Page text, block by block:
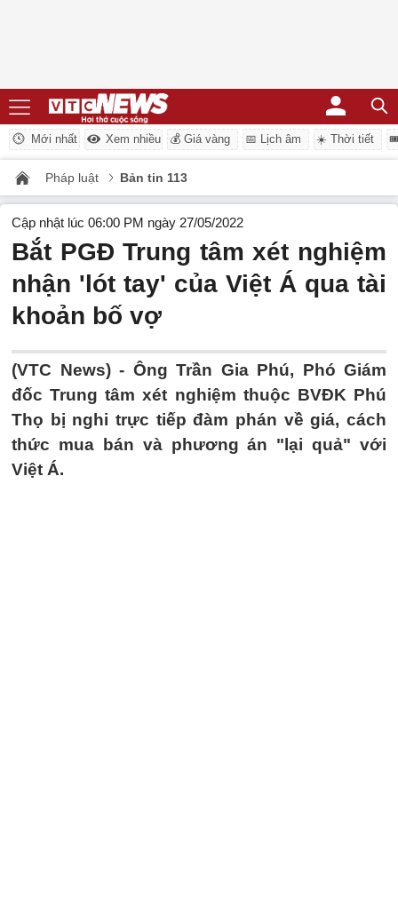
Mới nhất Xem nhiều 💰 Giá vàng 📅 Lịch âm ☀️ Thời tiết
Pháp luật Bản tin 113
Cập nhật lúc 06:00 PM ngày 27/05/2022
Bắt PGĐ Trung tâm xét nghiệm
nhận 'lót tay' của Việt Á qua tài
khoản bố vợ
(VTC News) - Ông Trần Gia Phú, Phó Giám
đốc Trung tâm xét nghiệm thuộc BVĐK Phú
Thọ bị nghi trực tiếp đàm phán về giá, cách
thức mua bán và phương án "lại quả" với
Việt Á.